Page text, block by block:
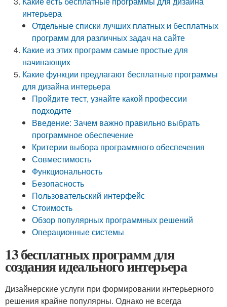
интерьера
Отдельные списки лучших платных и бесплатных
программ для различных задач на сайте
Какие из этих программ самые простые для
начинающих
Какие функции предлагают бесплатные программы
для дизайна интерьера
Пройдите тест, узнайте какой профессии
подходите
Введение: Зачем важно правильно выбрать
программное обеспечение
Критерии выбора программного обеспечения
Совместимость
Функциональность
Безопасность
Пользовательский интерфейс
Стоимость
Обзор популярных программных решений
Операционные системы
13 бесплатных программ для
создания идеального интерьера
Дизайнерские услуги при формировании интерьерного
решения крайне популярны. Однако не всегда